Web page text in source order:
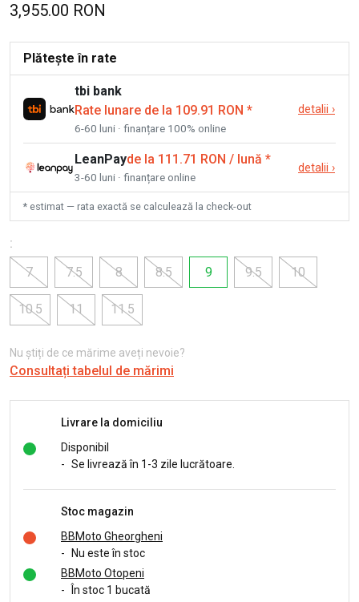
3,955.00 RON
Plătește în rate
tbi bank
Rate lunare de la 109.91 RON *
6-60 luni · finanțare 100% online
detalii ›
LeanPayde la 111.71 RON / lună *
3-60 luni · finanțare online
detalii ›
* estimat — rata exactă se calculează la check-out
:
7
7.5 8 8.5 9 9.5 10
10.5 11 11.5
Nu știți de ce mărime aveți nevoie?
Consultați tabelul de mărimi
Livrare la domiciliu
Disponibil
- Se livrează în 1-3 zile lucrătoare.
Stoc magazin
BBMoto Gheorgheni
-
Nu este în stoc
BBMoto Otopeni
-
În stoc 1 bucată